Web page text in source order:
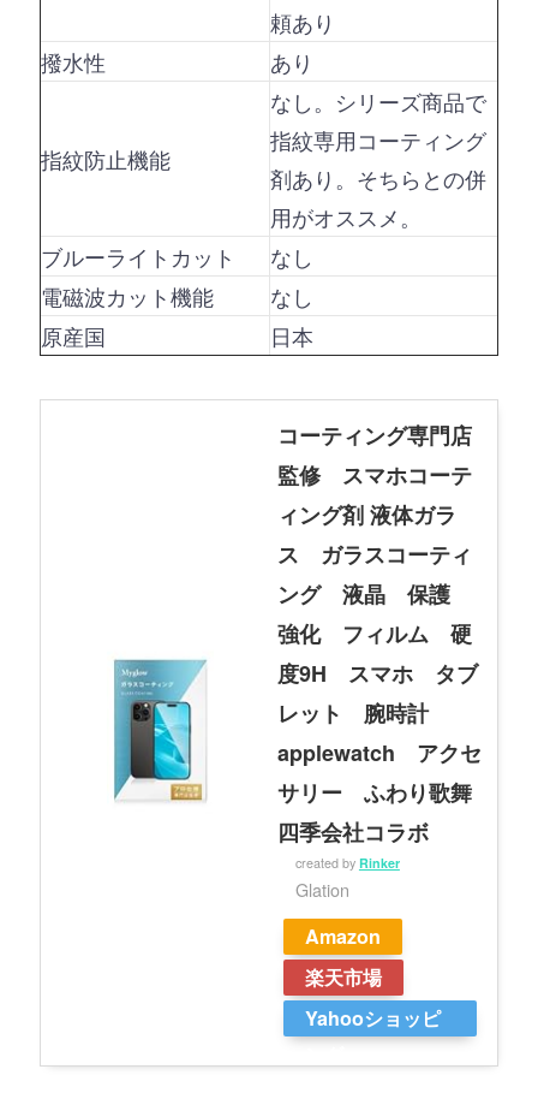
頼あり
撥水性
あり
指紋防止機能
なし。シリーズ商品で
指紋専用コーティング
剤あり。そちらとの併
用がオススメ。
ブルーライトカット
なし
電磁波カット機能
なし
原産国
日本
コーティング専門店
監修 スマホコーテ
ィング剤 液体ガラ
ス ガラスコーティ
ング 液晶 保護
強化 フィルム 硬
度9H スマホ タブ
レット 腕時計
applewatch アクセ
サリー ふわり歌舞
四季会社コラボ
created by Rinker
Glation
Amazon
楽天市場
Yahooショッピ